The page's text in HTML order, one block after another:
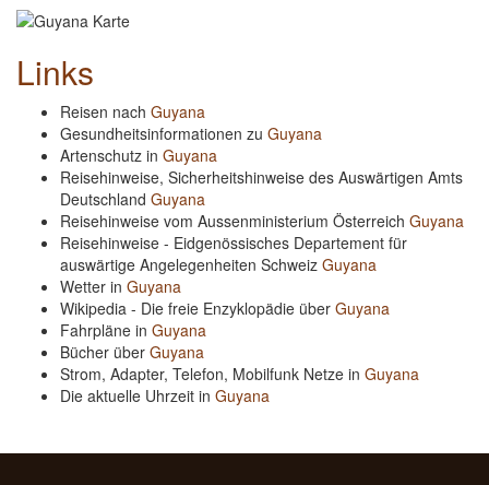
Links
Reisen nach Guyana
Gesundheitsinformationen zu Guyana
Artenschutz in Guyana
Reisehinweise, Sicherheitshinweise des Auswärtigen Amts
Deutschland Guyana
Reisehinweise vom Aussenministerium Österreich Guyana
Reisehinweise - Eidgenössisches Departement für
auswärtige Angelegenheiten Schweiz Guyana
Wetter in Guyana
Wikipedia - Die freie Enzyklopädie über Guyana
Fahrpläne in Guyana
Bücher über Guyana
Strom, Adapter, Telefon, Mobilfunk Netze in Guyana
Die aktuelle Uhrzeit in Guyana